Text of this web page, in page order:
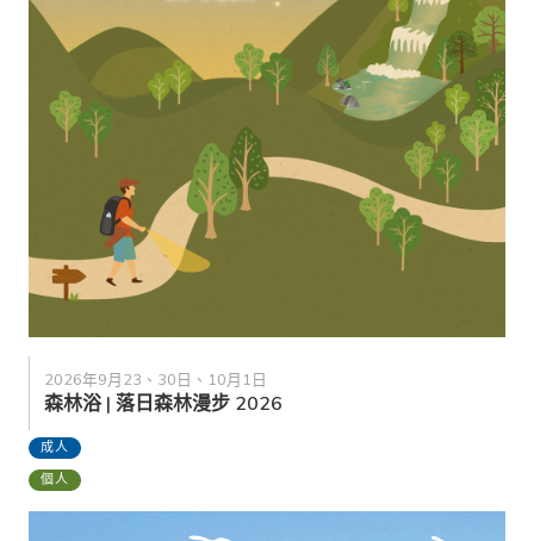
2026年9月23、30日、10月1日
森林浴 | 落日森林漫步 2026
成人
個人